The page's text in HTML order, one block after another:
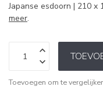
Japanse esdoorn | 210 x
meer.
Toevoegen om te